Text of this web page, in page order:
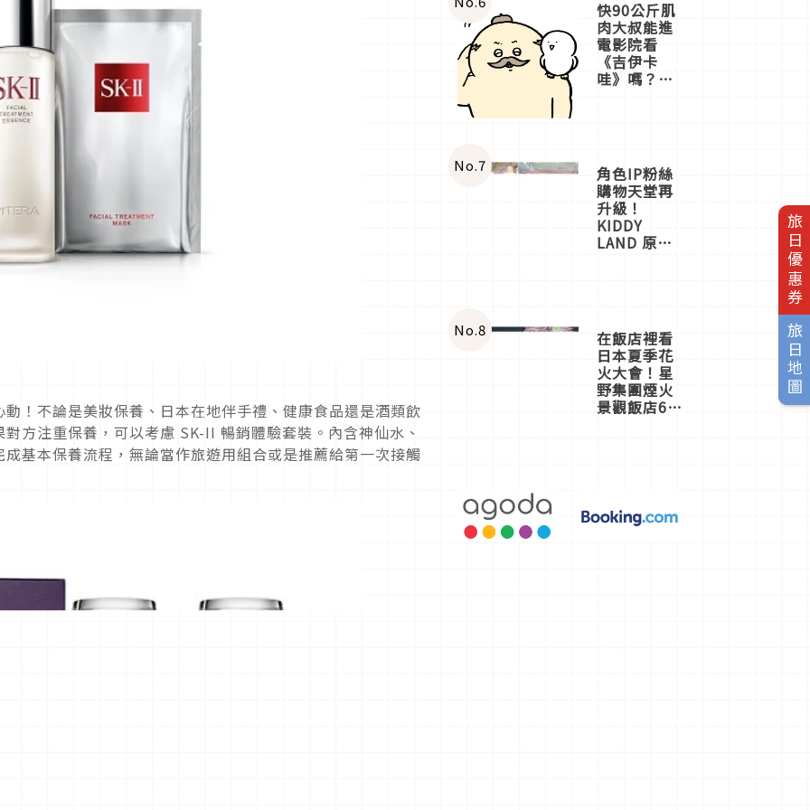
旅日優惠券
旅日地圖
！不論是美妝保養、日本在地伴手禮、健康食品還是酒類飲
方注重保養，可以考慮 SK-II 暢銷體驗套裝。內含神仙水、
基本保養流程，無論當作旅遊用組合或是推薦給第一次接觸
快90公斤肌
肉大叔能進
電影院看
《吉伊卡
哇》嗎？日
一同給出了
答案
No.7 角色IP粉絲
購物天堂再
升級！
KIDDY
LAND 原宿
店3分即達
No.8 在飯店裡看
日本夏季花
火大會！星
野集團煙火
景觀飯店6